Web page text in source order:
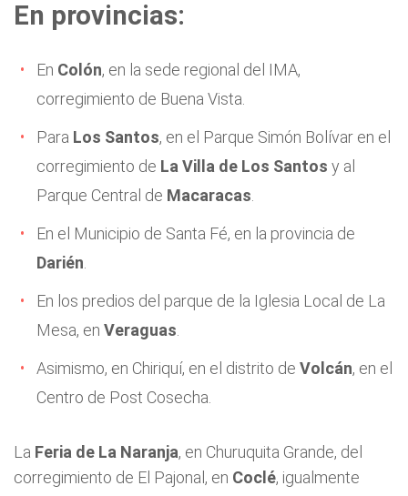
En provincias:
En Colón, en la sede regional del IMA,
corregimiento de Buena Vista.
Para Los Santos, en el Parque Simón Bolívar en el
corregimiento de La Villa de Los Santos y al
Parque Central de Macaracas
En el Municipio de Santa Fé, en la provincia de
Darién
En los predios del parque de la Iglesia Local de La
Mesa, en Veraguas
Asimismo, en Chiriquí, en el distrito de Volcán, en el
Centro de Post Cosecha.
La Feria de La Naranja, en Churuquita Grande, del
corregimiento de El Pajonal, en Coclé, igualmente